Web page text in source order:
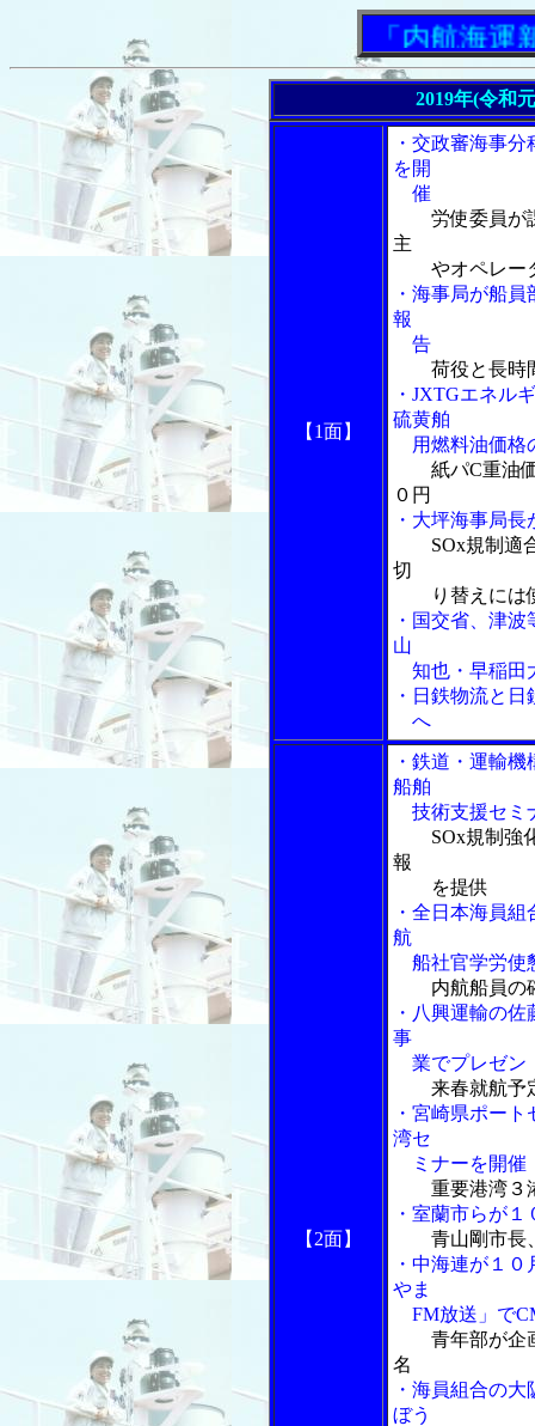
「内航海運新聞
2019年(令和
【1面】
・交政審海事
を開
催
労使委員が
主
やオペレータ
・海事局が船
報
告
荷役と長時
・JXTGエネル
硫黄舶
用燃料油価格
紙パC重油
０円
・大坪海事局
SOx規制適
切
り替えには使
・国交省、津
山
知也・早稲田
・日鉄物流と
へ
【2面】
・鉄道・運輸
船舶
技術支援セミ
SOx規制強
報
を提供
・全日本海員
航
船社官学労使
内航船員の
・八興運輸の
事
業でプレゼン
来春就航予
・宮崎県ポー
湾セ
ミナーを開催
重要港湾３
・室蘭市らが
青山剛市長
・中海連が１
やま
FM放送」で
青年部が企
名
・海員組合の
ぼう